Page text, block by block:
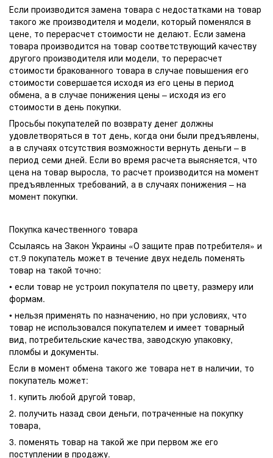
Если производится замена товара с недостатками на товар
такого же производителя и модели, который поменялся в
цене, то перерасчет стоимости не делают. Если замена
товара производится на товар соответствующий качеству
другого производителя или модели, то перерасчет
стоимости бракованного товара в случае повышения его
стоимости совершается исходя из его цены в период
обмена, а в случае понижения цены – исходя из его
стоимости в день покупки.
Просьбы покупателей по возврату денег должны
удовлетворяться в тот день, когда они были предъявлены,
а в случаях отсутствия возможности вернуть деньги – в
период семи дней. Если во время расчета выясняется, что
цена на товар выросла, то расчет производится на момент
предъявленных требований, а в случаях понижения – на
момент покупки.
Покупка качественного товара
Ссылаясь на Закон Украины «О защите прав потребителя» и
ст.9 покупатель может в течение двух недель поменять
товар на такой точно:
• если товар не устроил покупателя по цвету, размеру или
формам.
• нельзя применять по назначению, но при условиях, что
товар не использовался покупателем и имеет товарный
вид, потребительские качества, заводскую упаковку,
пломбы и документы.
Если в момент обмена такого же товара нет в наличии, то
покупатель может:
1. купить любой другой товар,
2. получить назад свои деньги, потраченные на покупку
товара,
3. поменять товар на такой же при первом же его
поступлении в продажу.